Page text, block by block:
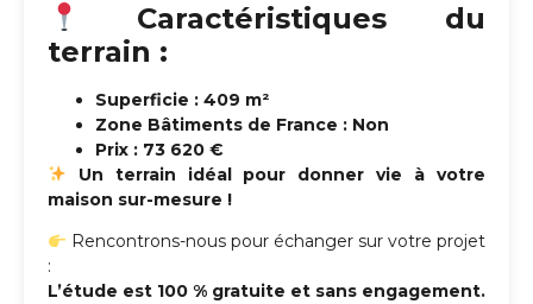
Caractéristiques du
terrain :
Superficie : 409 m²
Zone Bâtiments de France : Non
Prix : 73 620 €
Un terrain idéal pour donner vie à votre
maison sur-mesure !
Rencontrons-nous pour échanger sur votre projet
:
L’étude est 100 % gratuite et sans engagement.